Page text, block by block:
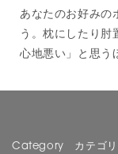
あなたのお好みの
う。枕にしたり肘
心地悪い」と思う
Category カテゴリ